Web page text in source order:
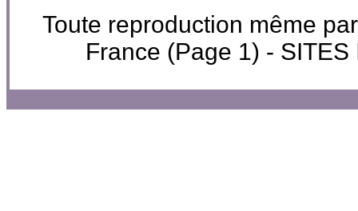
Toute reproduction même
France (Page 1) -